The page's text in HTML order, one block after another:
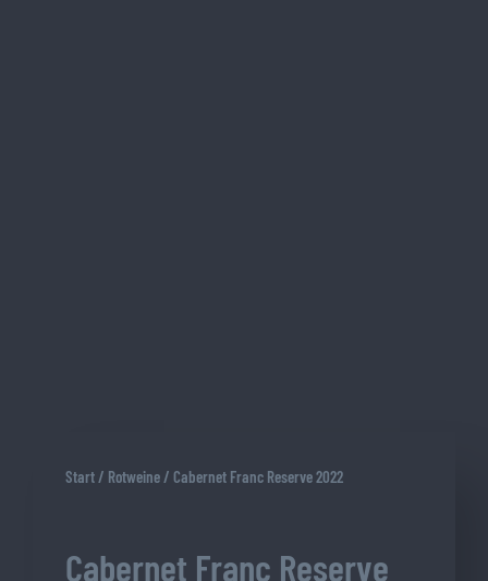
Start / Rotweine / Cabernet Franc Reserve 2022
Cabernet Franc Reserve